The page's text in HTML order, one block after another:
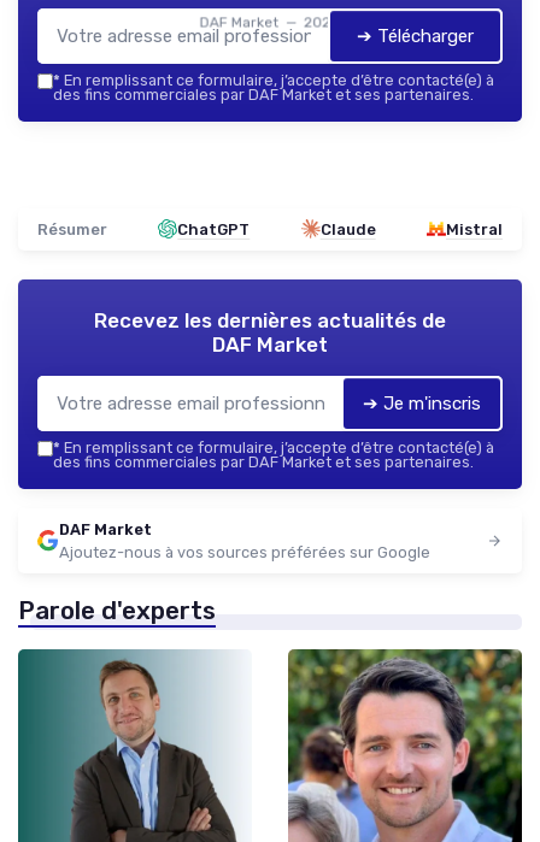
DAF Market — 2026
➔ Télécharger
* En remplissant ce formulaire, j’accepte d’être contacté(e) à
des fins commerciales par DAF Market et ses partenaires.
Résumer ChatGPT Claude Mistral
Recevez les dernières actualités de
DAF Market
➔ Je m'inscris
* En remplissant ce formulaire, j’accepte d’être contacté(e) à
des fins commerciales par DAF Market et ses partenaires.
DAF Market
Ajoutez-nous à vos sources préférées sur Google
Parole d'experts